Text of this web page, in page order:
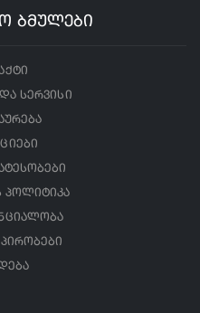
ბმულები
სერვისი
პოლიტიკა